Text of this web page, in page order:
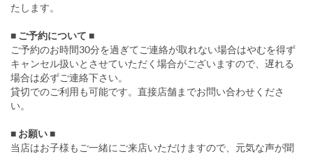
たします。
■ ご予約について ■
ご予約のお時間30分を過ぎてご連絡が取れない場合はやむを得ず
キャンセル扱いとさせていただく場合がございますので、遅れる
場合は必ずご連絡下さい。
貸切でのご利用も可能です。直接店舗までお問い合わせくださ
い。
■ お願い ■
当店はお子様もご一緒にご来店いただけますので、元気な声が聞